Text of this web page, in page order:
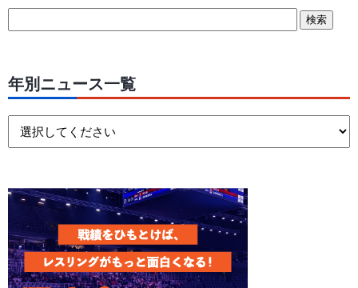
年別ニュース一覧